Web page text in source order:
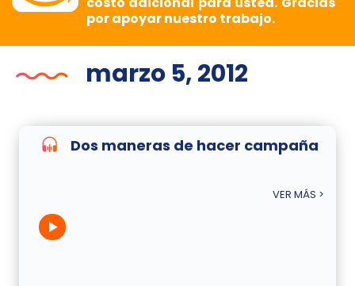
por apoyar nuestro trabajo.
marzo 5, 2012
Dos maneras de hacer campaña
VER MÁS >